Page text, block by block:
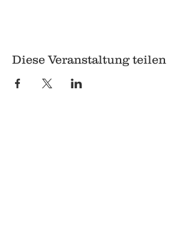
Diese Veranstaltung teilen